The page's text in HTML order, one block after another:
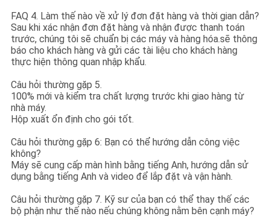
FAQ 4. Làm thế nào về xử lý đơn đặt hàng và thời gian dẫn?
Sau khi xác nhận đơn đặt hàng và nhận được thanh toán
trước, chúng tôi sẽ chuẩn bị các máy và hàng hóa.sẽ thông
báo cho khách hàng và gửi các tài liệu cho khách hàng
thực hiện thông quan nhập khẩu.
Câu hỏi thường gặp 5.
100% mới và kiểm tra chất lượng trước khi giao hàng từ
nhà máy.
Hộp xuất ổn định cho gói tốt.
Câu hỏi thường gặp 6: Bạn có thể hướng dẫn công việc
không?
Máy sẽ cung cấp màn hình bằng tiếng Anh, hướng dẫn sử
dụng bằng tiếng Anh và video để lắp đặt và vận hành.
Câu hỏi thường gặp 7. Kỹ sư của bạn có thể thay thế các
bộ phận như thế nào nếu chúng không nằm bên cạnh máy?